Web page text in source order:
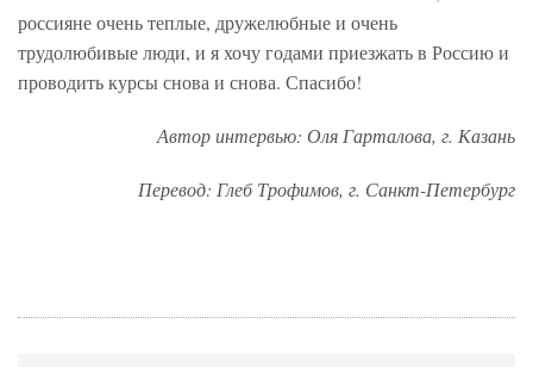
россияне очень теплые, дружелюбные и очень
трудолюбивые люди, и я хочу годами приезжать в Россию и
проводить курсы снова и снова. Спасибо!
Автор интервью: Оля Гарталова, г. Казань
Перевод: Глеб Трофимов, г. Санкт-Петербург